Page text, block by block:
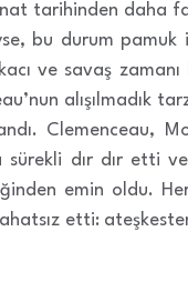
tarihinden daha
bu durum pamuk
ve savaş zamanı
alışılmadık
Clemenceau,
sürekli dır dır etti
emin oldu.
etti: